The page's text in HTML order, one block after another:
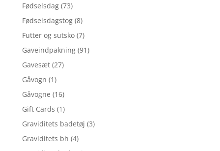
Fødselsdag (73)
Fødselsdagstog (8)
Futter og sutsko (7)
Gaveindpakning (91)
Gavesæt (27)
Gåvogn (1)
Gåvogne (16)
Gift Cards (1)
Graviditets badetøj (3)
Graviditets bh (4)